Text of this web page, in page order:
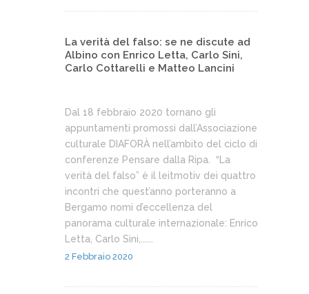
La verità del falso: se ne discute ad
Albino con Enrico Letta, Carlo Sini,
Carlo Cottarelli e Matteo Lancini
Dal 18 febbraio 2020 tornano gli
appuntamenti promossi dall’Associazione
culturale DIAFORÀ nell’ambito del ciclo di
conferenze Pensare dalla Ripa. “La
verità del falso” è il leitmotiv dei quattro
incontri che quest’anno porteranno a
Bergamo nomi d’eccellenza del
panorama culturale internazionale: Enrico
Letta, Carlo Sini,......
2 Febbraio 2020